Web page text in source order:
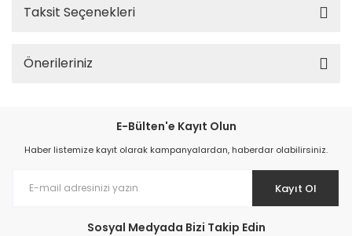
Taksit Seçenekleri
Önerileriniz
E-Bülten'e Kayıt Olun
Haber listemize kayıt olarak kampanyalardan, haberdar olabilirsiniz.
Kayıt Ol
Sosyal Medyada Bizi Takip Edin